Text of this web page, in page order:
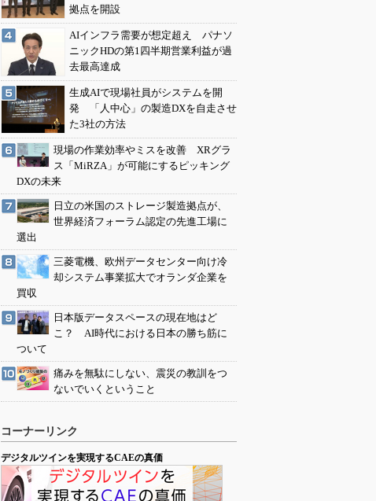
拠点を開設
AIインフラ需要が想定超え パナソ
ニックHDの第1四半期営業利益が過
去最高達成
生成AIで現場社員がシステムを開
発 「人中心」の製造DXを自走させ
た3社の方法
現場の作業効率やミスを改善 XRグラ
ス「MiRZA」が可能にするピッキング
DXの未来
日立の米国のストレージ製造拠点が、
世界経済フォーラム認定の先進工場に
選出
三菱電機、欧州データセンター向け冷
却システム事業拡大でオランダ企業を
買収
日本版データスペースの現在地はど
こ？ AI時代における日本の勝ち筋に
ついて
痛みを無駄にしない、震災の教訓をつ
ないでいくということ
コーナーリンク
デジタルツインを実現するCAEの真価